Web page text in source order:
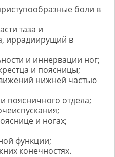
боли в
таза и
иррадиирущий в
и иннервации ног;
и поясницы;
нижней частью
поясничного отдела;
и ногах;
функции;
конечностях.